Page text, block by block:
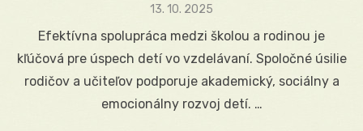
Posted
13. 10. 2025
Efektívna spolupráca medzi školou a rodinou je
kľúčová pre úspech detí vo vzdelávaní. Spoločné úsilie
rodičov a učiteľov podporuje akademický, sociálny a
emocionálny rozvoj detí. …